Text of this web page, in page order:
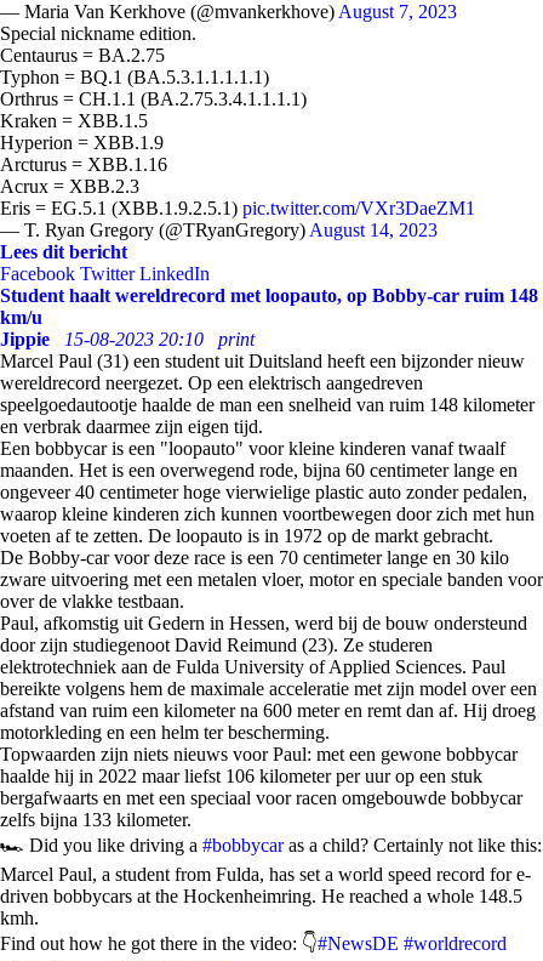
— Maria Van Kerkhove (@mvankerkhove) August 7, 2023
Special nickname edition.
Centaurus = BA.2.75
Typhon = BQ.1 (BA.5.3.1.1.1.1.1)
Orthrus = CH.1.1 (BA.2.75.3.4.1.1.1.1)
Kraken = XBB.1.5
Hyperion = XBB.1.9
Arcturus = XBB.1.16
Acrux = XBB.2.3
Eris = EG.5.1 (XBB.1.9.2.5.1) pic.twitter.com/VXr3DaeZM1
— T. Ryan Gregory (@TRyanGregory) August 14, 2023
Lees dit bericht
Facebook Twitter LinkedIn
Student haalt wereldrecord met loopauto, op Bobby-car ruim 148
km/u
Jippie
15-08-2023 20:10
print
Marcel Paul (31) een student uit Duitsland heeft een bijzonder nieuw
wereldrecord neergezet. Op een elektrisch aangedreven
speelgoedautootje haalde de man een snelheid van ruim 148 kilometer
en verbrak daarmee zijn eigen tijd.
Een bobbycar is een "loopauto" voor kleine kinderen vanaf twaalf
maanden. Het is een overwegend rode, bijna 60 centimeter lange en
ongeveer 40 centimeter hoge vierwielige plastic auto zonder pedalen,
waarop kleine kinderen zich kunnen voortbewegen door zich met hun
voeten af te zetten. De loopauto is in 1972 op de markt gebracht.
De Bobby-car voor deze race is een 70 centimeter lange en 30 kilo
zware uitvoering met een metalen vloer, motor en speciale banden voor
over de vlakke testbaan.
Paul, afkomstig uit Gedern in Hessen, werd bij de bouw ondersteund
door zijn studiegenoot David Reimund (23). Ze studeren
elektrotechniek aan de Fulda University of Applied Sciences. Paul
bereikte volgens hem de maximale acceleratie met zijn model over een
afstand van ruim een kilometer na 600 meter en remt dan af. Hij droeg
motorkleding en een helm ter bescherming.
Topwaarden zijn niets nieuws voor Paul: met een gewone bobbycar
haalde hij in 2022 maar liefst 106 kilometer per uur op een stuk
bergafwaarts en met een speciaal voor racen omgebouwde bobbycar
zelfs bijna 133 kilometer.
🏎️ Did you like driving a #bobbycaras a child? Certainly not like this:
Marcel Paul, a student from Fulda, has set a world speed record for e-
driven bobbycars at the Hockenheimring. He reached a whole 148.5
kmh.
Find out how he got there in the video: 👇#NewsDE #worldrecord